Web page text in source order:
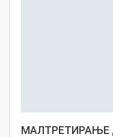
МАЛТРЕТИРАЊЕ